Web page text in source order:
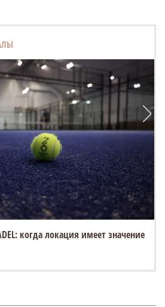
когда локация имеет значение